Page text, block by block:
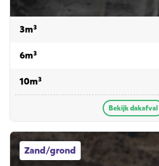
3m³voor dakafval
6m³voor dakafval
10m³voor dakafval
Bekijk dakafval
Zand/grond
Zand/grond afvalcontainers